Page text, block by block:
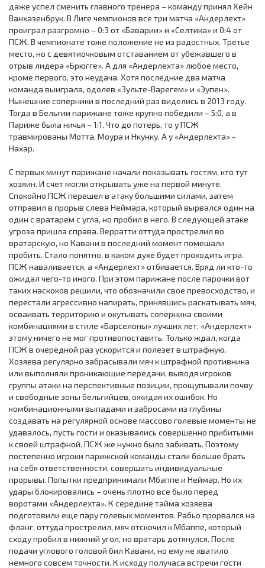
даже успел сменить главного тренера – команду принял Хейн
Ванхазенбрук. В Лиге чемпионов все три матча «Андерлехт»
проиграл разгромно – 0:3 от «Баварии» и «Селтика» и 0:4 от
ПСЖ. В чемпионате тоже положение не из радостных. Третье
место, но с девятиочковым отставанием от убежавшего в
отрыв лидера «Брюгге». А для «Андерлехта» любое место,
кроме первого, это неудача. Хотя последние два матча
команда выиграла, одолев «Зульте-Варегем» и «Эупен».
Нынешние соперники в последний раз виделись в 2013 году.
Тогда в Бельгии парижане тоже крупно победили – 5:0, а в
Париже была ничья – 1:1. Что до потерь, то у ПСЖ
травмированы Мотта, Моура и Нкунку. А у «Андерлехта» -
Нахар.
С первых минут парижане начали показывать гостям, кто тут
хозяин. И счет могли открывать уже на первой минуте.
Спокойно ПСЖ перешел в атаку большими силами, затем
отправил в прорыв слева Неймара, который вырвался один на
один с вратарем с угла, но пробил в него. В следующей атаке
угроза пришла справа. Верратти оттуда прострелил во
вратарскую, но Кавани в последний момент помешали
пробить. Стало понятно, в каком духе будет проходить игра.
ПСЖ наваливается, а «Андерлехт» отбивается. Вряд ли кто-то
ожидал чего-то иного. При этом парижане после парочки вот
таких наскоков решили, что обозначили свое превосходство, и
перестали агрессивно напирать, принявшись раскатывать мяч,
осваивать территорию и окутывать соперника своими
комбинациями в стиле «Барселоны» лучших лет. «Андерлехт»
этому ничего не мог противопоставить. Только ждал, когда
ПСЖ в очередной раз ускорится и полезет в штрафную.
Хозяева регулярно забрасывали мяч к штрафной противника
или выполняли проникающие передачи, выводя игроков
группы атаки на перспективные позиции, прощупывали почву
и свободные зоны бельгийцев, ожидая их ошибок. Но
комбинационными выпадами и забросами из глубины
создавать на регулярной основе массово голевые моменты не
удавалось, пусть гости и оказывались совершенно прибитыми
к своей штрафной. ПСЖ же нужно было забивать. Поэтому
постепенно игроки парижской команды стали больше брать
на себя ответственности, совершать индивидуальные
прорывы. Попытки предпринимали Мбаппе и Неймар. Но их
удары блокировались – очень плотно все было перед
воротами «Андерлехта». К середине тайма хозяева
подготовили еще пару голевых моментов. Рабьо прорвался на
фланг, оттуда прострелил, мяч отскочил к Мбаппе, который
сходу пробил в нижний угол, но вратарь дотянулся. После
подачи углового головой бил Кавани, но ему не хватило
немного совсем точности. К исходу получаса встречи гости